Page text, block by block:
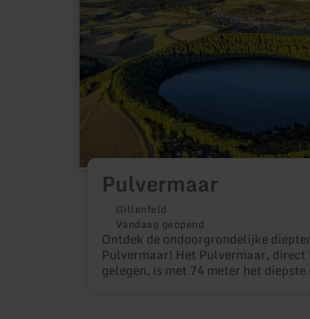
Pulvermaar
Gillenfeld
Vandaag geopend
Ontdek de ondoorgrondelijke
Pulvermaar! Het Pulvermaar,
gelegen, is met 74 meter het diepste